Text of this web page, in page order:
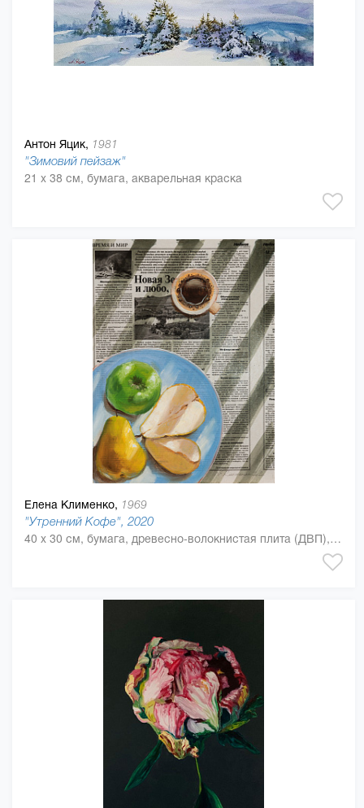
Антон Яцик, 1981
"Зимовий пейзаж"
21 x 38 см, бумага, акварельная краска
Елена Клименко, 1969
"Утренний Кофе", 2020
40 x 30 см, бумага, древесно-волокнистая плита (ДВП), бумага, лак, масляная краска